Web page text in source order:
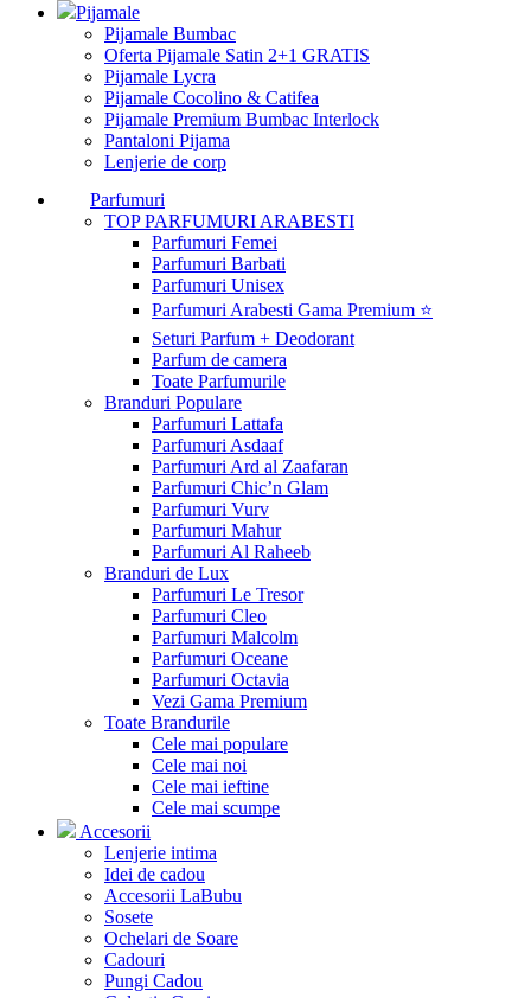
Pijamale
Pijamale Bumbac
Oferta Pijamale Satin 2+1 GRATIS
Pijamale Lycra
Pijamale Cocolino & Catifea
Pijamale Premium Bumbac Interlock
Pantaloni Pijama
Lenjerie de corp
Parfumuri
TOP PARFUMURI ARABESTI
Parfumuri Femei
Parfumuri Barbati
Parfumuri Unisex
Parfumuri Arabesti Gama Premium ⭐
Seturi Parfum + Deodorant
Parfum de camera
Toate Parfumurile
Branduri Populare
Parfumuri Lattafa
Parfumuri Asdaaf
Parfumuri Ard al Zaafaran
Parfumuri Chic’n Glam
Parfumuri Vurv
Parfumuri Mahur
Parfumuri Al Raheeb
Branduri de Lux
Parfumuri Le Tresor
Parfumuri Cleo
Parfumuri Malcolm
Parfumuri Oceane
Parfumuri Octavia
Vezi Gama Premium
Toate Brandurile
Cele mai populare
Cele mai noi
Cele mai ieftine
Cele mai scumpe
Accesorii
Lenjerie intima
Idei de cadou
Accesorii LaBubu
Sosete
Ochelari de Soare
Cadouri
Pungi Cadou